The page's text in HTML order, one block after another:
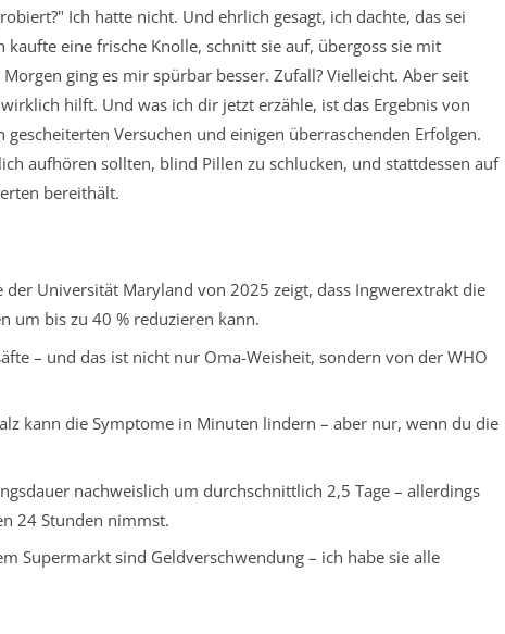
Ich hatte nicht. Und ehrlich gesagt, ich dachte, das sei
eine frische Knolle, schnitt sie auf, übergoss sie mit
ging es mir spürbar besser. Zufall? Vielleicht. Aber seit
hilft. Und was ich dir jetzt erzähle, ist das Ergebnis von
Versuchen und einigen überraschenden Erfolgen.
aufhören sollten, blind Pillen zu schlucken, und stattdessen auf
bereithält.
der Universität Maryland von 2025 zeigt, dass Ingwerextrakt die
um bis zu 40 % reduzieren kann.
– und das ist nicht nur Oma-Weisheit, sondern von der WHO
kann die Symptome in Minuten lindern – aber nur, wenn du die
nachweislich um durchschnittlich 2,5 Tage – allerdings
24 Stunden nimmst.
Supermarkt sind Geldverschwendung – ich habe sie alle